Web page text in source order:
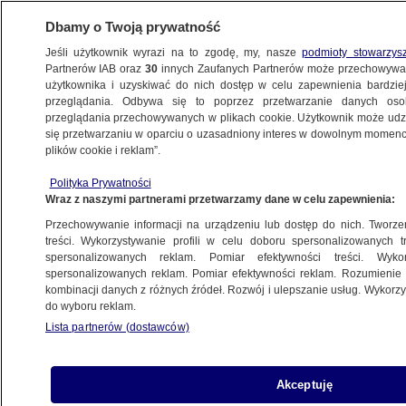
ŚWIAT
przyzwyczajona do grupy dziewięciu
osób". Kim jest Amy Coney Barett?
27.10.2020, 07:30
Udostępnij
Sądu Najwyższego 48-letnia Amy Coney Barett
będzie najmłodsza. W przypadku tego gremium
Dbamy o Twoją prywatność
Jeśli użytkownik wyrazi na to zgodę, my, naszepodmioty
Partnerów IAB oraz30 innych Zaufanych Partnerów może
użytkownika i uzyskiwać do nich dostęp w celu zapewnienia
przeglądania. Odbywa się to poprzez przetwarzanie danych
przeglądania przechowywanych w plikach cookie. Użytkownik może
się przetwarzaniu w oparciu o uzasadniony interes w dowolnym
plików cookie i reklam”.
Polityka Prywatności
Wraz z naszymi partnerami przetwarzamy dane w celu zapewnienia:
Przechowywanie informacji na urządzeniu lub dostęp do nich.
treści. Wykorzystywanie profili w celu doboru spersonalizowanych
spersonalizowanych reklam. Pomiar efektywności treści.
spersonalizowanych reklam. Pomiar efektywności reklam.
kombinacji danych z różnych źródeł. Rozwój i ulepszanie usług.
do wyboru reklam.
Lista partnerów (dostawców)
Akceptuję